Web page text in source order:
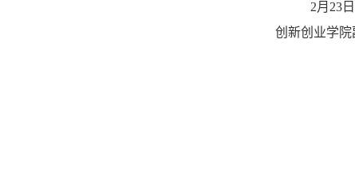
2月23
创新创业学院